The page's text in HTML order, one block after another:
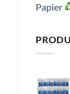
Papier